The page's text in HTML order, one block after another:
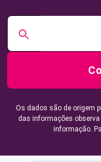
Os dados são de origem
das informações
informação.